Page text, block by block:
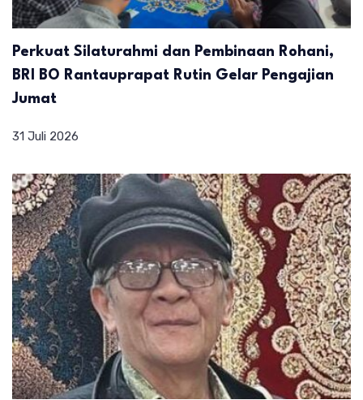
Perkuat Silaturahmi dan Pembinaan Rohani,
BRI BO Rantauprapat Rutin Gelar Pengajian
Jumat
31 Juli 2026